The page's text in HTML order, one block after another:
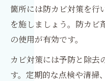
箇所には防カビ対策を行
を施しましょう。防カビ
の使用が有効です。
カビ対策には予防と除去
す。定期的な点検や清掃